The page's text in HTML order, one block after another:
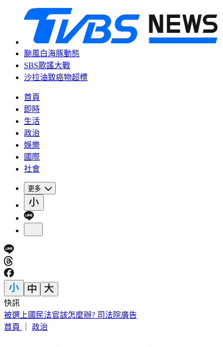
颱風白海豚動態
SBS歌謠大戰
沙拉油致癌物超標
首頁
即時
生活
政治
娛樂
國際
社會
更多
快訊
遭爆上任出國47次、花2383萬還「就地休假」 徐佳青回應了
首頁
政治